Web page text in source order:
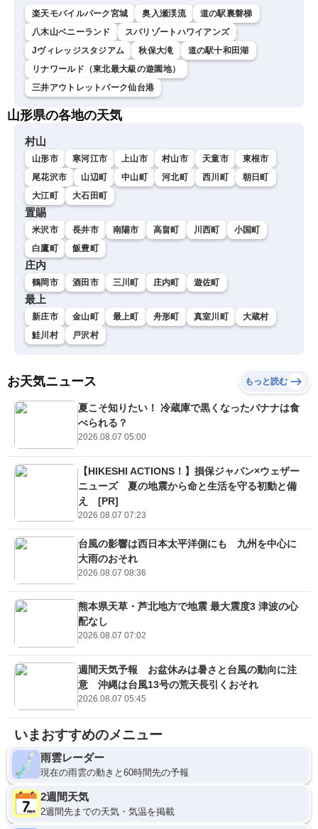
楽天モバイルパーク宮城 奥入瀬渓流
道の駅裏磐梯
八木山ベニーランド
スパリゾートハワイアンズ
Jヴィレッジスタジアム
秋保大滝
道の駅十和田湖
リナワールド（東北最大級の遊園地）
三井アウトレットパーク仙台港
山形県の各地の天気
村山
山形市 寒河江市 上山市 村山市 天童市
東根市
尾花沢市
山辺町 中山町 河北町 西川町
朝日町
大江町
大石田町
置賜
米沢市 長井市 南陽市 高畠町 川西町
小国町
白鷹町
飯豊町
庄内
鶴岡市 酒田市 三川町 庄内町 遊佐町
最上
新庄市 金山町 最上町 舟形町 真室川町
大蔵村
鮭川村
戸沢村
お天気ニュース もっと読む
夏こそ知りたい！ 冷蔵庫で黒くなったバナナは食
べられる？
2026.08.07 05:00
【HIKESHI ACTIONS！】損保ジャパン×ウェザー
ニューズ 夏の地震から命と生活を守る初動と備
え [PR]
2026.08.07 07:23
台風の影響は西日本太平洋側にも 九州を中心に
大雨のおそれ
2026.08.07 08:36
熊本県天草・芦北地方で地震 最大震度3 津波の心
配なし
2026.08.07 07:02
週間天気予報 お盆休みは暑さと台風の動向に注
意 沖縄は台風13号の荒天長引くおそれ
2026.08.07 05:45
いまおすすめのメニュー
雨雲レーダー
現在の雨雲の動きと60時間先の予報
2週間天気
2週間先までの天気・気温を掲載